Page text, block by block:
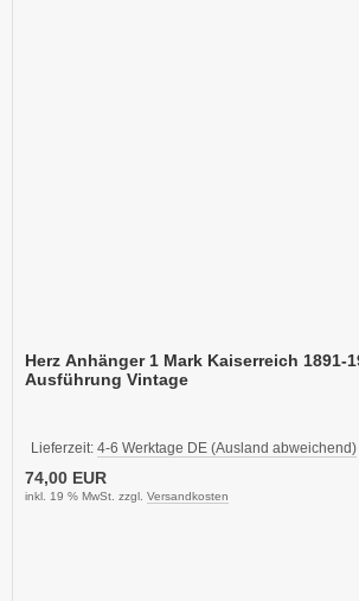
Herz Anhänger 1 Mark Kaiserreich 1891-
Ausführung Vintage
Lieferzeit: 4-6 Werktage DE (Ausland abweichend)
74,00 EUR
inkl. 19 % MwSt. zzgl. Versandkosten